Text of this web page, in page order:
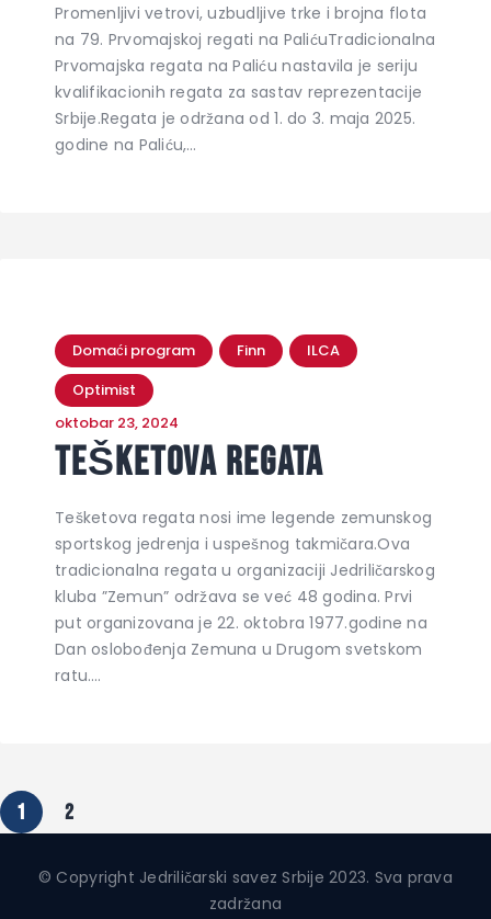
Promenljivi vetrovi, uzbudljive trke i brojna flota
na 79. Prvomajskoj regati na PalićuTradicionalna
Prvomajska regata na Paliću nastavila je seriju
kvalifikacionih regata za sastav reprezentacije
Srbije.Regata je održana od 1. do 3. maja 2025.
godine na Paliću,…
Domaći program Finn
ILCA
Optimist
oktobar 23, 2024
TEŠKETOVA REGATA
Tešketova regata nosi ime legende zemunskog
sportskog jedrenja i uspešnog takmičara.Ova
tradicionalna regata u organizaciji Jedriličarskog
kluba ”Zemun” održava se već 48 godina. Prvi
put organizovana je 22. oktobra 1977.godine na
Dan oslobođenja Zemuna u Drugom svetskom
ratu.…
1 2
© Copyright Jedriličarski savez Srbije 2023. Sva prava
zadržana